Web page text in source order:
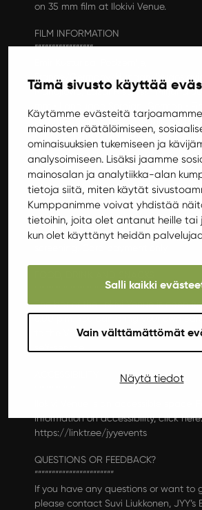
Tämä sivusto käyttää
Käytämme evästeitä
mainosten räätälöimiseen,
ominaisuuksien tukemiseen ja
analysoimiseen. Lisäksi jaamme
mainosalan ja analytiikka-alan
tietoja siitä, miten käytät
Kumppanimme voivat yhdistää
tietoihin, joita olet antanut heille tai
kun olet käyttänyt heidän
Salli kaikki
Vain välttämättömät
Näytä tiedot
on 35 mm film at Ilokivi Venue.
FILM INFORMATION
“““““““““““““““““
France/Germany/Hungary/Yugoslavia
Manojlovic, Lazar Ristovski, Mirjana
subtitles/svensk text • 170 min • Age
https://youtu.be/rYTvmLvLchs
TICKETS
““““““`
Adults 8 €
Children 5 € (under 18)
Tickets are sold at the door 30
““““““““““““““““““““““““
The bar of the Ilokivi Venue is open
to the Venue. The cloakroom is free
information on accessibility, click here:
https://linktr.ee/jyyevents
QUESTIONS OR FEEDBACK?
“““““““““““““““““““““““
If you have any questions or want to
please contact Suvi Liukkonen, JYY’s